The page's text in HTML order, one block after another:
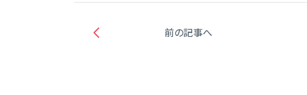
前の記事へ